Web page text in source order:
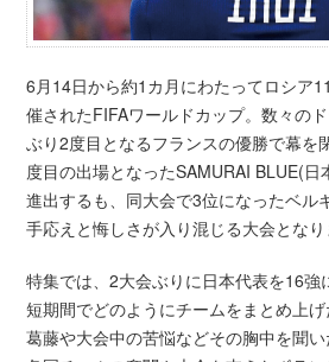
6月14日から約1カ月にわたってロシア
催されたFIFAワールドカップ。数々の
ぶり2度目となるフランスの優勝で幕を
度目の出場となったSAMURAI BLUE(
進出するも、同大会で3位になったベル
手応えと悔しさが入り混じる大会となり
特集では、2大会ぶりに日本代表を16強
短期間でどのようにチームをまとめ上
葛藤や大会中の苦悩などその胸中を聞